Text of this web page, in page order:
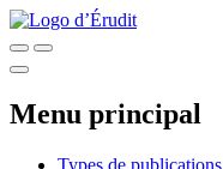
Menu principal
Types de publications